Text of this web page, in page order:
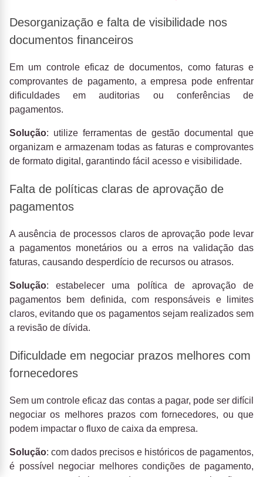
Desorganização e falta de visibilidade nos
documentos financeiros
Em um controle eficaz de documentos, como faturas e
comprovantes de pagamento, a empresa pode enfrentar
dificuldades em auditorias ou conferências de
pagamentos.
Solução: utilize ferramentas de gestão documental que
organizam e armazenam todas as faturas e comprovantes
de formato digital, garantindo fácil acesso e visibilidade.
Falta de políticas claras de aprovação de
pagamentos
A ausência de processos claros de aprovação pode levar
a pagamentos monetários ou a erros na validação das
faturas, causando desperdício de recursos ou atrasos.
Solução: estabelecer uma política de aprovação de
pagamentos bem definida, com responsáveis ​​e limites
claros, evitando que os pagamentos sejam realizados sem
a revisão de dívida.
Dificuldade em negociar prazos melhores com
fornecedores
Sem um controle eficaz das contas a pagar, pode ser difícil
negociar os melhores prazos com fornecedores, ou que
podem impactar o fluxo de caixa da empresa.
Solução: com dados precisos e históricos de pagamentos,
é possível negociar melhores condições de pagamento,